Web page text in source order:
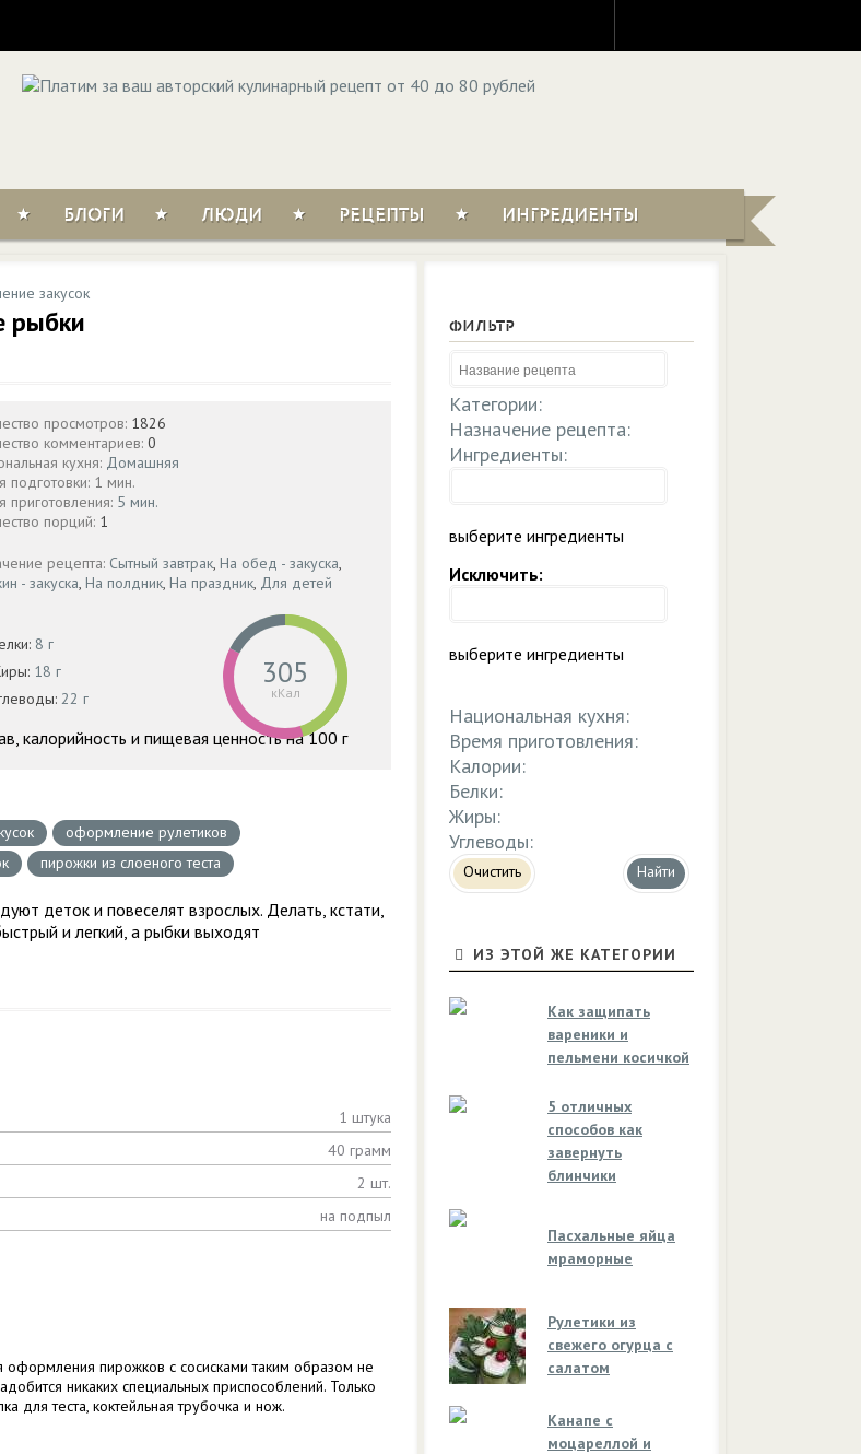
БЛОГИ ЛЮДИ РЕЦЕПТЫ ИНГРЕДИЕНТЫ
закусок
рыбки
просмотров: 1826
комментариев: 0
кухня: Домашняя
подготовки: 1 мин.
приготовления: 5 мин.
порций: 1
рецепта: Сытный завтрак, На обед - закуска,
- закуска, На полдник, На праздник, Для детей
8 г
18 г
22 г
305
кКал
калорийность и пищевая ценность на 100 г
оформление рулетиков
пирожки из слоеного теста
деток и повеселят взрослых. Делать, кстати,
и легкий, а рыбки выходят
1 штука
40 грамм
2 шт.
на подпыл
оформления пирожков с сосисками таким образом не
никаких специальных приспособлений. Только
для теста, коктейльная трубочка и нож.
ФИЛЬТР
Категории:
Назначение рецепта:
Ингредиенты:
выберите ингредиенты
Исключить:
выберите ингредиенты
Национальная кухня:
Время приготовления:
Калории:
Белки:
Жиры:
Углеводы:
Очистить
ИЗ ЭТОЙ ЖЕ КАТЕГОРИИ
Как защипать
вареники и
пельмени косичкой
5 отличных
способов как
завернуть
блинчики
Пасхальные яйца
мраморные
Рулетики из
свежего огурца с
салатом
Канапе с
моцареллой и